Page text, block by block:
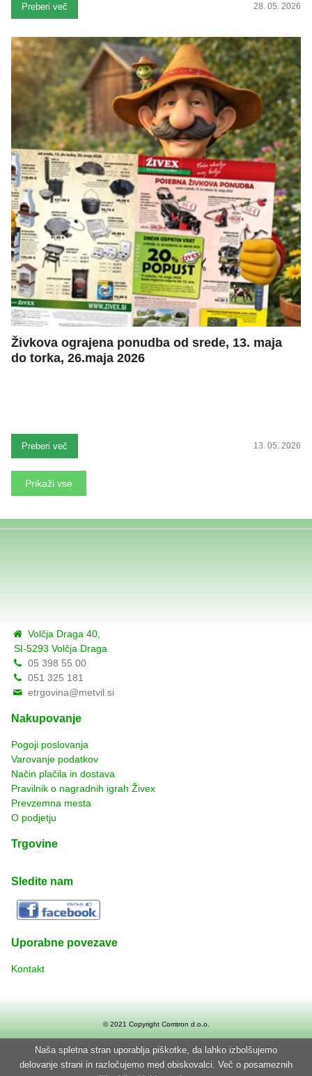
Preberi več 28. 05. 2026
Živkova ograjena ponudba od srede, 13. maja
do torka, 26.maja 2026
Preberi več 13. 05. 2026
Prikaži vse
Volčja Draga 40,
SI-5293 Volčja Draga
05 398 55 00
051 325 181
etrgovina@metvil.si
Nakupovanje
Pogoji poslovanja
Varovanje podatkov
Način plačila in dostava
Pravilnik o nagradnih igrah Živex
Prevzemna mesta
O podjetju
Trgovine
Sledite nam
Uporabne povezave
Kontakt
© 2021 Copyright Comtron d.o.o.
Naša spletna stran uporablja piškotke, da lahko izbolšujemo
delovanje strani in razločujemo med obiskovalci. Več o posameznih